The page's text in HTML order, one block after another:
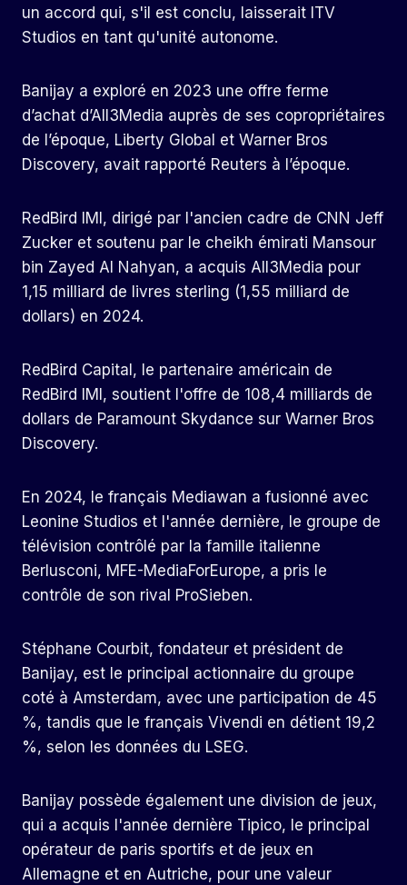
un accord qui, s'il est conclu, laisserait ITV
Studios en tant qu'unité autonome.
Banijay a exploré en 2023 une offre ferme
d’achat d’All3Media auprès de ses copropriétaires
de l’époque, Liberty Global et Warner Bros
Discovery, avait rapporté Reuters à l’époque.
RedBird IMI, dirigé par l'ancien cadre de CNN Jeff
Zucker et soutenu par le cheikh émirati Mansour
bin Zayed Al Nahyan, a acquis All3Media pour
1,15 milliard de livres sterling (1,55 milliard de
dollars) en 2024.
RedBird Capital, le partenaire américain de
RedBird IMI, soutient l'offre de 108,4 milliards de
dollars de Paramount Skydance sur Warner Bros
Discovery.
En 2024, le français Mediawan a fusionné avec
Leonine Studios et l'année dernière, le groupe de
télévision contrôlé par la famille italienne
Berlusconi, MFE-MediaForEurope, a pris le
contrôle de son rival ProSieben.
Stéphane Courbit, fondateur et président de
Banijay, est le principal actionnaire du groupe
coté à Amsterdam, avec une participation de 45
%, tandis que le français Vivendi en détient 19,2
%, selon les données du LSEG.
Banijay possède également une division de jeux,
qui a acquis l'année dernière Tipico, le principal
opérateur de paris sportifs et de jeux en
Allemagne et en Autriche, pour une valeur